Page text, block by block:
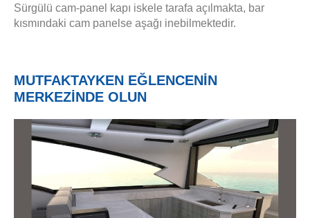
Sürgülü cam-panel kapı iskele tarafa açılmakta, bar
kısmındaki cam panelse aşağı inebilmektedir.
MUTFAKTAYKEN EĞLENCENİN
MERKEZİNDE OLUN